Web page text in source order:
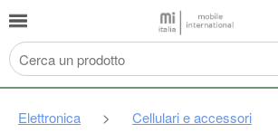
Elettronica > Cellulari e accessori